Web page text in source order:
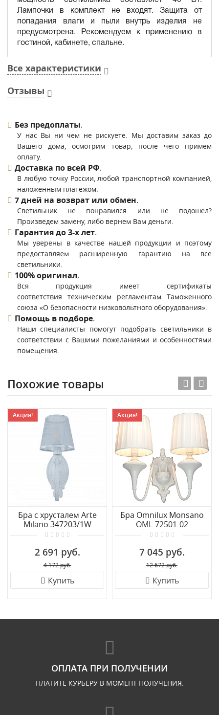
Лампочки в комплект не входят. Защита от
попадания влаги и пыли внутрь изделия не
предусмотрена. Рекомендуем к применению в
гостиной, кабинете, спальне.
Все характеристики
Отзывы
Без предоплаты.
У нас Вы ни чем не рискуете. Мы доставим заказ до
Вашего дома, осмотрим товар, после чего примем
оплату.
Доставка по всей РФ.
В любую точку России, любой транспортной компанией,
наложенным платежом.
7 дней на возврат или обмен.
Светильник не понравился или не подошел?
Произведем замену, либо вернем Вам деньги.
Гарантия до 3-х лет.
Мы уверены в качестве нашей продукции и поэтому
предоставляем расширенную гарантию на все
светильники.
100% оригинал.
Вся продукция имеет сертификаты
соответствия техническим регламентам Таможенного
союза «О безопасности низковольтного оборудования».
Помощь в подборе.
Наши специалисты помогут подобрать светильники в
соответствии с Вашими пожеланиями и особенностями
помещения.
Похожие товары
Акция!
Бра с хрусталем Arte
Milano 347203/1W
WT+SL
2 691 руб.
4 172 руб.
Купить
Акция!
Бра Omnilux Monsano
OML-72501-02
7 045 руб.
12 672 руб.
Купить
ОПЛАТА ПРИ ПОЛУЧЕНИИ
ПЛАТИТЕ КУРЬЕРУ В МОМЕНТ ПОЛУЧЕНИЯ.